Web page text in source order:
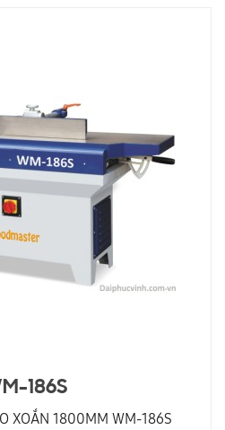
186S
XOẮN 1800MM WM-186S